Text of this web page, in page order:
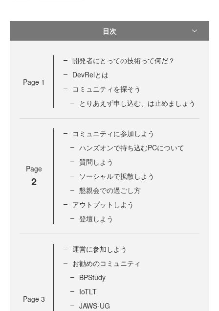
目次
Page 1
開発者にとっての技術って何だ？
DevRelとは
コミュニティを探そう
とりあえず申し込む、は止めましょう
Page
2
コミュニティに参加しよう
ハンズオンで持ち込むPCについて
質問しよう
ソーシャルで拡散しよう
懇親会での過ごし方
アウトプットしよう
登壇しよう
Page 3
運営に参加しよう
お勧めのコミュニティ
BPStudy
IoTLT
JAWS-UG